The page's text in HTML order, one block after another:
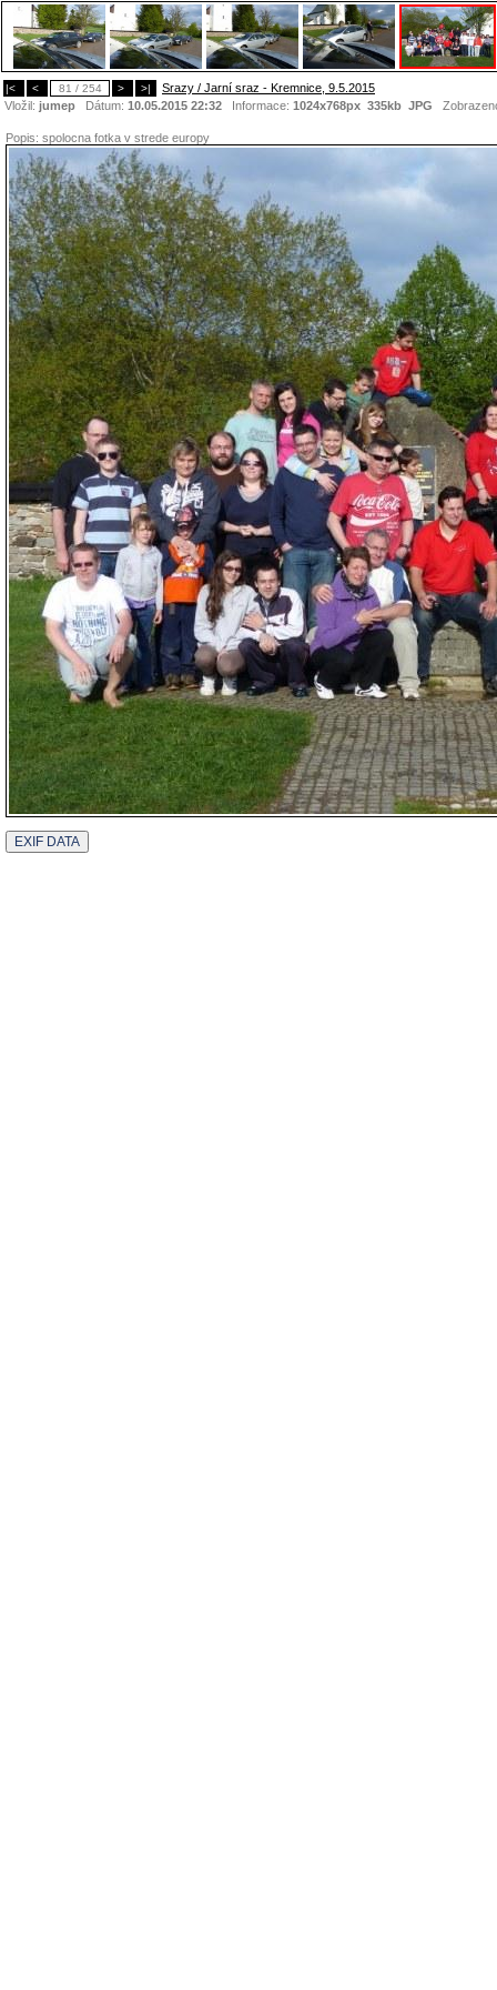
|< < 81 / 254 > >|
Srazy / Jarní sraz - Kremnice, 9.5.2015
Vložil: jumep Dátum: 10.05.2015 22:32 Informace: 1024x768px 335kb JPG
Popis: spolocna fotka v strede europy